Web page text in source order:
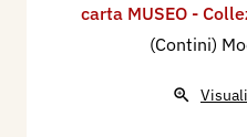
carta MUSEO -
(Contini)